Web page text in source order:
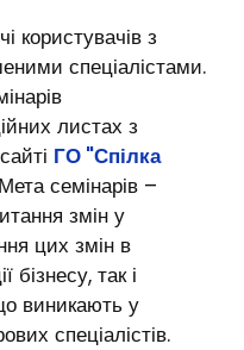
користувачів з
спеціалістами.
листах з
ГО "Спілка
семінарів –
змін у
цих змін в
бізнесу, так і
виникають у
спеціалістів.